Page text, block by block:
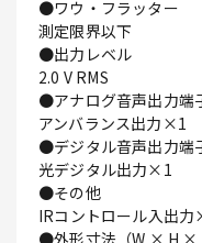
●ワウ・フラッター
測定限界以下
●出力レベル
2.0 V RMS
●アナログ音声出力端
アンバランス出力×1
●デジタル音声出力端
光デジタル出力×1
●その他
IRコントロール入出